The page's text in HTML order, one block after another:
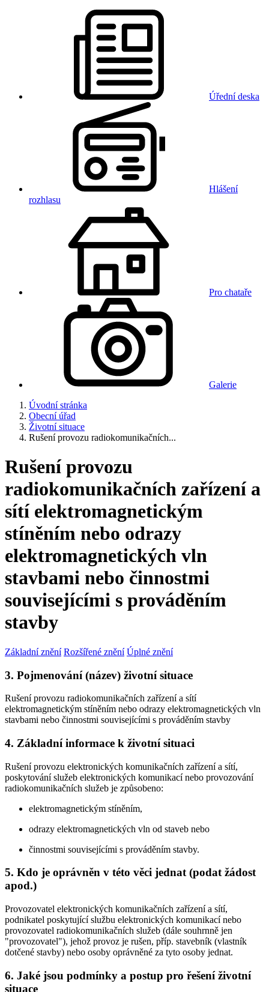
Úřední deska
Hlášení
rozhlasu
Pro chataře
Galerie
Úvodní stránka
Obecní úřad
Životní situace
Rušení provozu radiokomunikačních...
Rušení provozu
radiokomunikačních zařízení a
sítí elektromagnetickým
stíněním nebo odrazy
elektromagnetických vln
stavbami nebo činnostmi
souvisejícími s prováděním
stavby
Základní znění Rozšířené znění Úplné znění
3. Pojmenování (název) životní situace
Rušení provozu radiokomunikačních zařízení a sítí
elektromagnetickým stíněním nebo odrazy elektromagnetických vln
stavbami nebo činnostmi souvisejícími s prováděním stavby
4. Základní informace k životní situaci
Rušení provozu elektronických komunikačních zařízení a sítí,
poskytování služeb elektronických komunikací nebo provozování
radiokomunikačních služeb je způsobeno:
elektromagnetickým stíněním,
odrazy elektromagnetických vln od staveb nebo
činnostmi souvisejícími s prováděním stavby.
5. Kdo je oprávněn v této věci jednat (podat žádost
apod.)
Provozovatel elektronických komunikačních zařízení a sítí,
podnikatel poskytující službu elektronických komunikací nebo
provozovatel radiokomunikačních služeb (dále souhrnně jen
"provozovatel"), jehož provoz je rušen, příp. stavebník (vlastník
dotčené stavby) nebo osoby oprávněné za tyto osoby jednat.
6. Jaké jsou podmínky a postup pro řešení životní
situace